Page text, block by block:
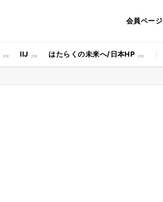
会員ページ
IIJ はたらくの未来へ/日本HP